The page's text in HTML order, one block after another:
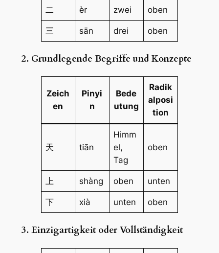
二 èr zwei oben
三 sān drei oben
2. Grundlegende Begriffe und Konzepte
Zeich
en
Pinyi
n
Bede
utung
Radik
alposi
tion
天 tiān
Himm
el,
Tag
oben
上 shàng oben unten
下 xià unten oben
3. Einzigartigkeit oder Vollständigkeit